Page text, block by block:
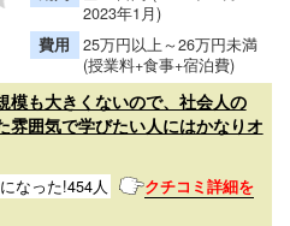
2023年1月)
費用
25万円以上～26万円未満
(授業料+食事+宿泊費)
模も大きくないので、社会人の
雰囲気で学びたい人にはかなりオ
なった!454人
クチコミ詳細を